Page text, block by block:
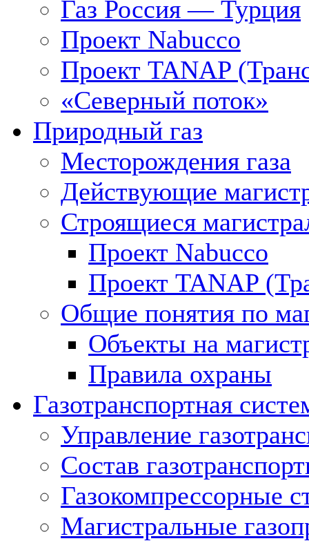
Газ Россия — Турция
Проект Nabucco
Проект TANAP
«Северный поток»
Природный газ
Месторождения газа
Действующие
Строящиеся
Проект Nabucco
Проект TANAP
Общие понятия по
Объекты на
Правила охраны
Газотранспортная
Управление
Состав
Газокомпрессорные
Магистральные